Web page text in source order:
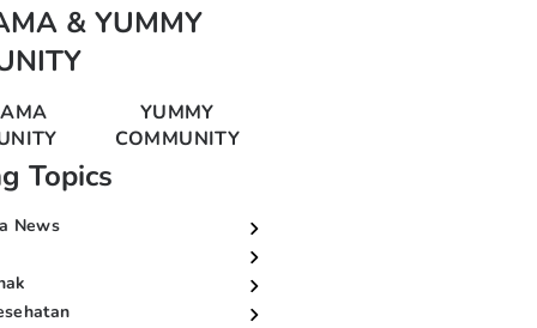
& YUMMY
YUMMY
COMMUNITY
Topics
News